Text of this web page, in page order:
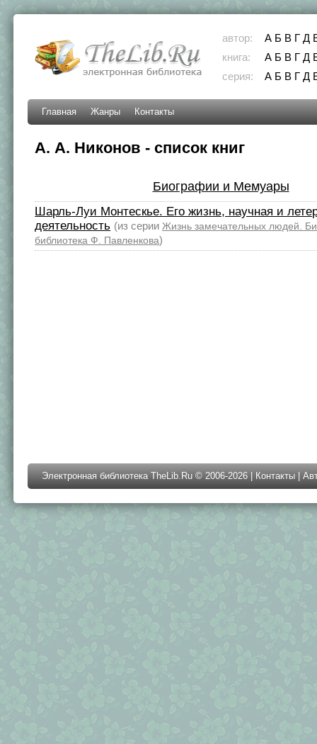
автор: А Б В Г Д
книга:
А Б В Г Д
серия:
А Б В Г Д
Главная Жанры Контакты
А. А. Никонов - список книг
Биографии и Мемуары
Шарль-Луи Монтескье. Его жизнь, научная и
деятельность (из серии Жизнь замечательных людей.
библиотека Ф. Павленкова)
Электронная библиотека TheLib.Ru © 2006-2026 | Контакты |